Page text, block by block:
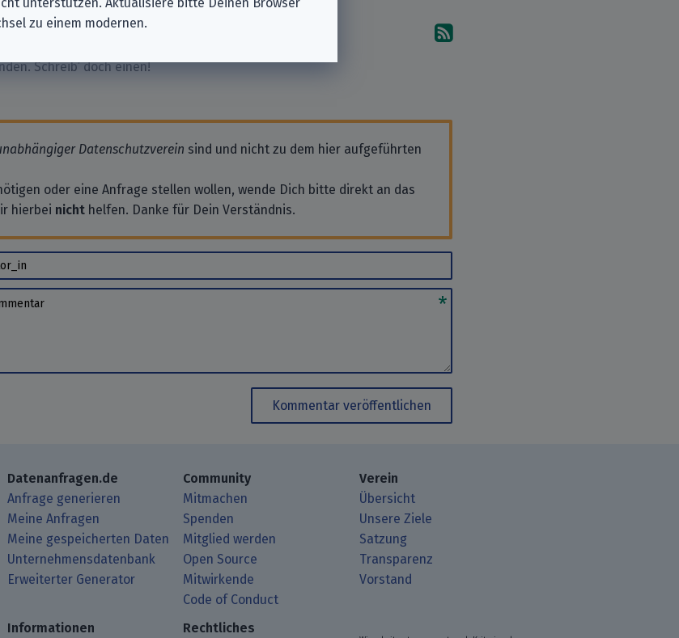
Abonniere die
Schreib’ doch einen!
Datenschutzverein sind und nicht zu dem hier aufgeführten
oder eine Anfrage stellen wollen, wende Dich bitte direkt an das
hierbei nicht helfen. Danke für Dein Verständnis.
Kommentar veröffentlichen
mit Deinem RSS-Reader.
über Matrix.
Datenanfragen.de
Anfrage generieren
Meine Anfragen
Meine gespeicherten Daten
Unternehmensdatenbank
Erweiterter Generator
Community
Mitmachen
Spenden
Mitglied werden
Open Source
Mitwirkende
Code of Conduct
Verein
Übersicht
Unsere Ziele
Satzung
Transparenz
Vorstand
Informationen Rechtliches
zu einem modernen.